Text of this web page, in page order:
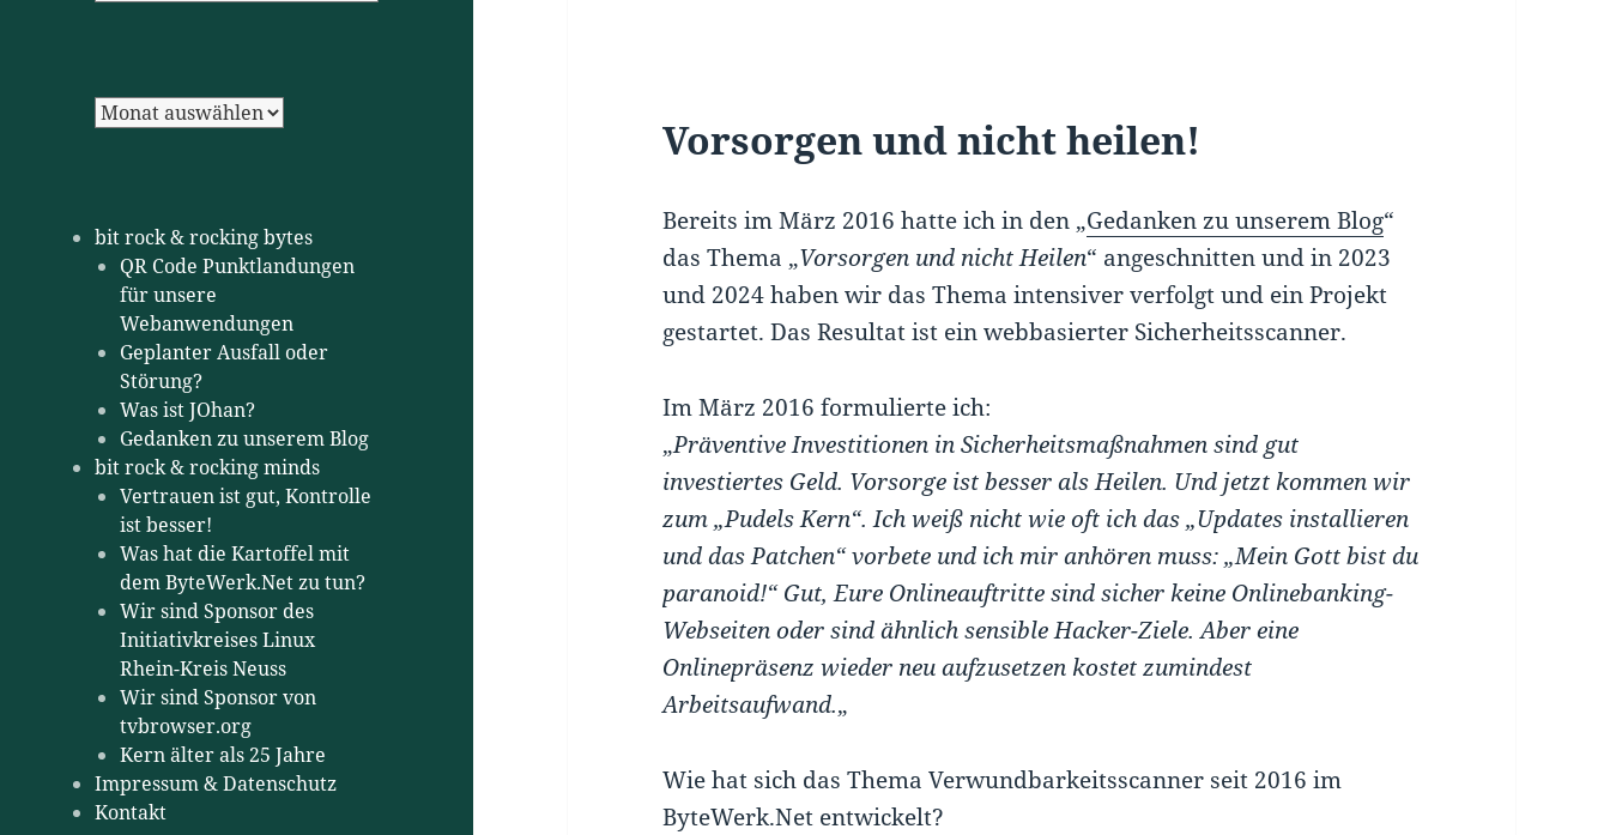
Archiv
bit rock & rocking bytes
QR Code Punktlandungen
für unsere
Webanwendungen
Geplanter Ausfall oder
Störung?
Was ist JOhan?
Gedanken zu unserem Blog
bit rock & rocking minds
Vertrauen ist gut, Kontrolle
ist besser!
Was hat die Kartoffel mit
dem ByteWerk.Net zu tun?
Wir sind Sponsor des
Initiativkreises Linux
Rhein-Kreis Neuss
Wir sind Sponsor von
tvbrowser.org
Kern älter als 25 Jahre
Impressum & Datenschutz
Kontakt
Vorsorgen und nicht heilen!
Bereits im März 2016 hatte ich in den „Gedanken zu unserem Blog“
das Thema „Vorsorgen und nicht Heilen“ angeschnitten und in 2023
und 2024 haben wir das Thema intensiver verfolgt und ein Projekt
gestartet. Das Resultat ist ein webbasierter Sicherheitsscanner.
Im März 2016 formulierte ich:
„Präventive Investitionen in Sicherheitsmaßnahmen sind gut
investiertes Geld. Vorsorge ist besser als Heilen. Und jetzt kommen wir
zum „Pudels Kern“. Ich weiß nicht wie oft ich das „Updates installieren
und das Patchen“ vorbete und ich mir anhören muss: „Mein Gott bist du
paranoid!“ Gut, Eure Onlineauftritte sind sicher keine Onlinebanking-
Webseiten oder sind ähnlich sensible Hacker-Ziele. Aber eine
Onlinepräsenz wieder neu aufzusetzen kostet zumindest
Arbeitsaufwand.„
Wie hat sich das Thema Verwundbarkeitsscanner seit 2016 im
ByteWerk.Net entwickelt?